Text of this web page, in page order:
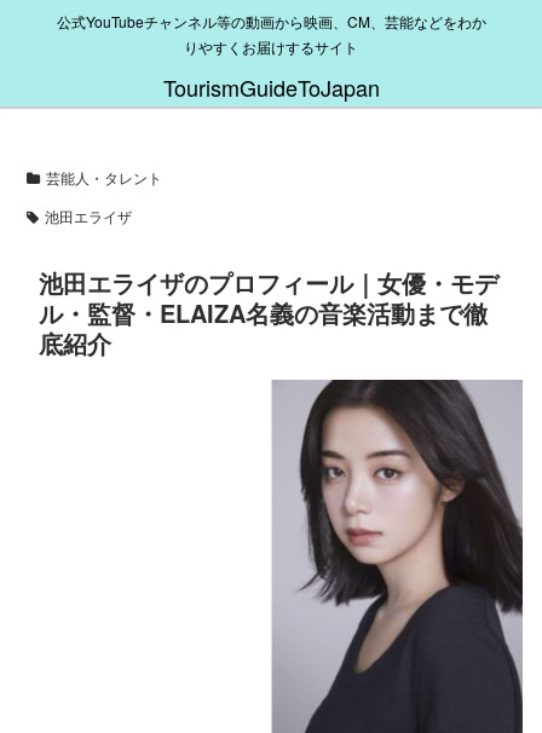
公式YouTubeチャンネル等の動画から映画、CM、芸能などをわか
りやすくお届けするサイト
TourismGuideToJapan
芸能人・タレント
池田エライザ
池田エライザのプロフィール｜女優・モデ
ル・監督・ELAIZA名義の音楽活動まで徹
底紹介